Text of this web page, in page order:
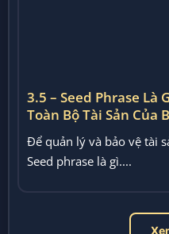
3.5 – Seed Phrase Là
Toàn Bộ Tài Sản Của
Để quản lý và bảo vệ tài
Seed phrase là gì....